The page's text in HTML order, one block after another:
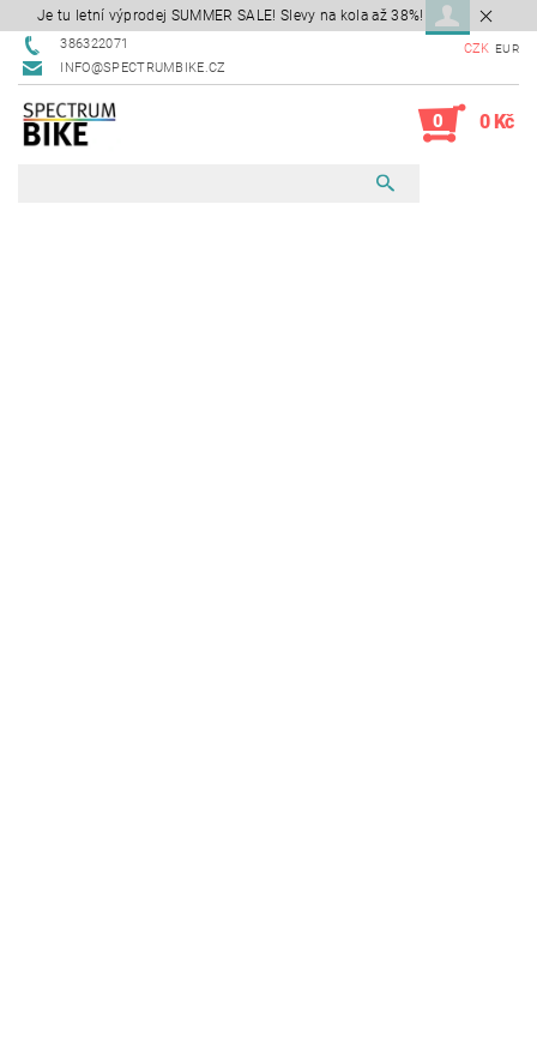
Je tu letní výprodej SUMMER SALE! Slevy na kola až 38%!
386322071
INFO@SPECTRUMBIKE.CZ
CZK EUR
0 0 Kč